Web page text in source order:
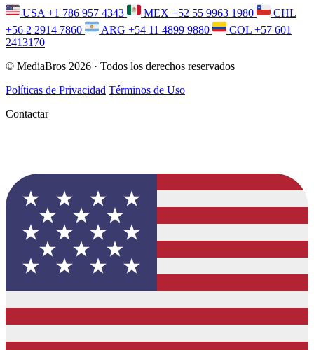
USA +1 786 957 4343 MEX +52 55 9963 1980
CHL
+56 2 2914 7860
ARG +54 11 4899 9880 COL +57 601
2413170
© MediaBros 2026 · Todos los derechos reservados
Políticas de Privacidad Términos de Uso
Contactar